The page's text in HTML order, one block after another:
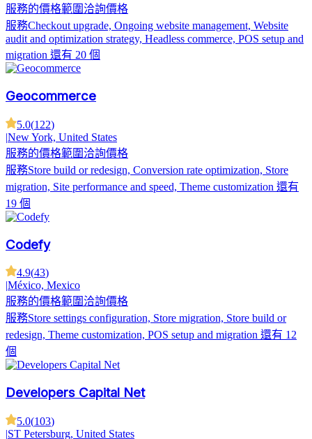
服務的價格範圍 洽詢價格
服務Checkout upgrade, Ongoing website management, Website
audit and optimization strategy, Headless commerce, POS setup and
migration 還有 20 個
Geocommerce
5.0(122)
|New York, United States
服務的價格範圍 洽詢價格
服務Store build or redesign, Conversion rate optimization, Store
migration, Site performance and speed, Theme customization 還有
19 個
Codefy
4.9(43)
|México, Mexico
服務的價格範圍 洽詢價格
服務Store settings configuration, Store migration, Store build or
redesign, Theme customization, POS setup and migration 還有 12
個
Developers Capital Net
5.0(103)
|ST Petersburg, United States